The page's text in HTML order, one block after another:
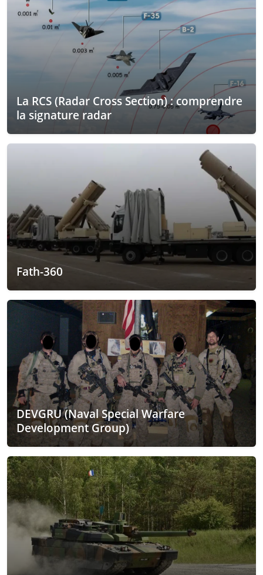
La RCS (Radar Cross Section) : comprendre
la signature radar
Fath-360
DEVGRU (Naval Special Warfare
Development Group)